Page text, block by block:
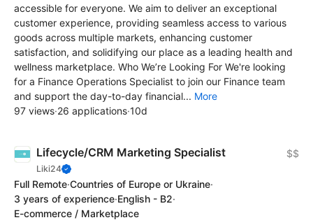
accessible for everyone. We aim to deliver an exceptional
customer experience, providing seamless access to various
goods across multiple markets, enhancing customer
satisfaction, and solidifying our place as a leading health and
wellness marketplace. Who We’re Looking For We're looking
for a Finance Operations Specialist to join our Finance team
and support the day-to-day financial... More
97 views·26 applications·10d
Lifecycle/CRM Marketing Specialist
Liki24
$$
Full Remote·Countries of Europe or Ukraine·
3 years of experience·English - B2·
E-commerce / Marketplace